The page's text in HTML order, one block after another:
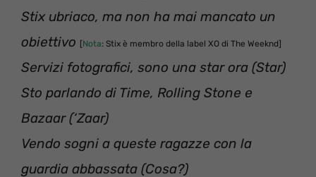
Stix ubriaco, ma non ha mai mancato un
obiettivo [Nota: Stix è membro della label XO di The Weeknd]
Servizi fotografici, sono una star ora (Star)
Sto parlando di Time, Rolling Stone e
Bazaar (‘Zaar)
Vendo sogni a queste ragazze con la
guardia abbassata (Cosa?)